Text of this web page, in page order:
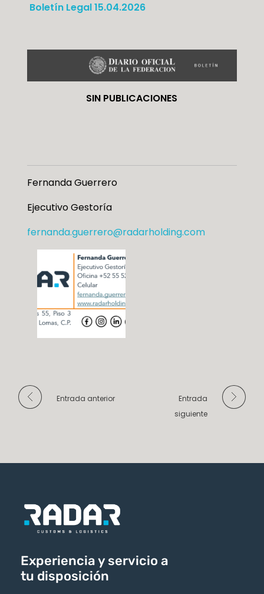
Boletín Legal 15.04.2026
SIN PUBLICACIONES
Fernanda Guerrero
Ejecutivo Gestoría
fernanda.guerrero@radarholding.com
Entrada anterior
Entrada
siguiente
Experiencia y servicio a
tu disposición